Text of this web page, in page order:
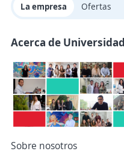
La empresa Ofertas
Acerca de
Sobre nosotros